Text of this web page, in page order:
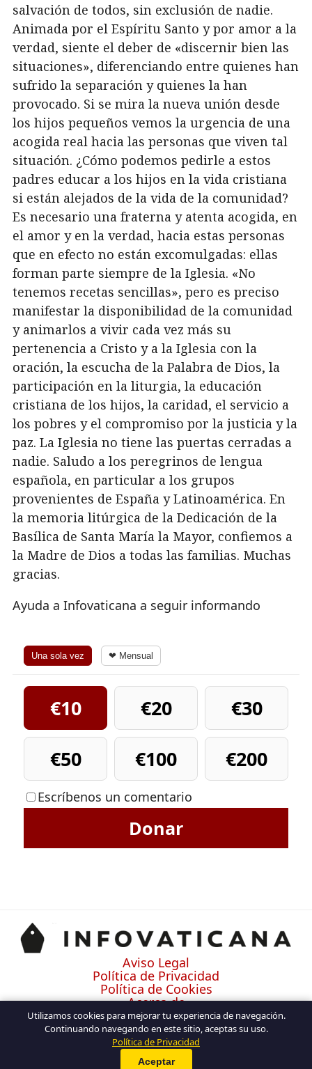
salvación de todos, sin exclusión de nadie.
Animada por el Espíritu Santo y por amor a la
verdad, siente el deber de «discernir bien las
situaciones», diferenciando entre quienes han
sufrido la separación y quienes la han
provocado. Si se mira la nueva unión desde
los hijos pequeños vemos la urgencia de una
acogida real hacia las personas que viven tal
situación. ¿Cómo podemos pedirle a estos
padres educar a los hijos en la vida cristiana
si están alejados de la vida de la comunidad?
Es necesario una fraterna y atenta acogida, en
el amor y en la verdad, hacia estas personas
que en efecto no están excomulgadas: ellas
forman parte siempre de la Iglesia. «No
tenemos recetas sencillas», pero es preciso
manifestar la disponibilidad de la comunidad
y animarlos a vivir cada vez más su
pertenencia a Cristo y a la Iglesia con la
oración, la escucha de la Palabra de Dios, la
participación en la liturgia, la educación
cristiana de los hijos, la caridad, el servicio a
los pobres y el compromiso por la justicia y la
paz. La Iglesia no tiene las puertas cerradas a
nadie. Saludo a los peregrinos de lengua
española, en particular a los grupos
provenientes de España y Latinoamérica. En
la memoria litúrgica de la Dedicación de la
Basílica de Santa María la Mayor, confiemos a
la Madre de Dios a todas las familias. Muchas
gracias.
Ayuda a Infovaticana a seguir informando
Una sola vez ❤ Mensual
€10 €20
€30
€50
€100 €200
Escríbenos un comentario
Donar
Aviso Legal
Política de Privacidad
Política de Cookies
Acerca de
Contacto
Utilizamos cookies para mejorar tu experiencia de navegación.
Continuando navegando en este sitio, aceptas su uso.
Política de Privacidad
Aceptar